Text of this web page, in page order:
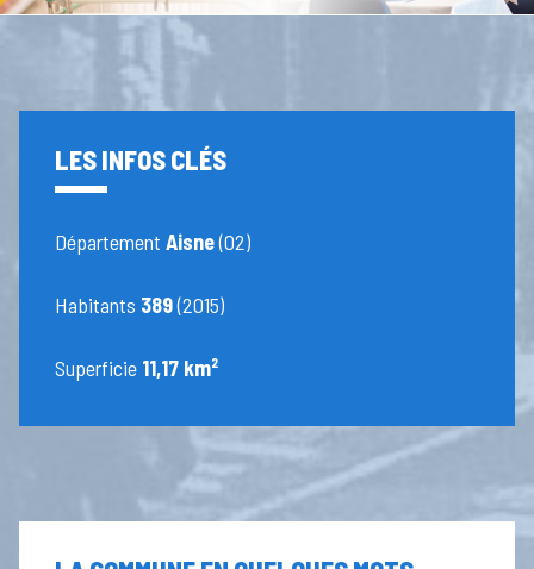
LES INFOS CLÉS
DépartementAisne(02)
Habitants 389(2015)
Superficie 11,17 km²